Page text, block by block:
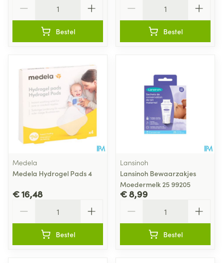
Bestel Bestel
Medela
Medela Hydrogel Pads 4
€ 16,48
Bestel
Lansinoh
Lansinoh Bewaarzakjes
Moedermelk 25 99205
€ 8,99
Bestel